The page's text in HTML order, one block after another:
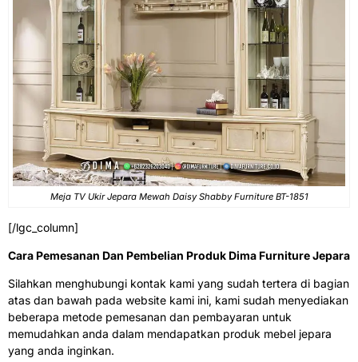
Meja TV Ukir Jepara Mewah Daisy Shabby Furniture BT-1851
[/lgc_column]
Cara Pemesanan Dan Pembelian Produk Dima Furniture Jepara
Silahkan menghubungi kontak kami yang sudah tertera di bagian
atas dan bawah pada website kami ini, kami sudah menyediakan
beberapa metode pemesanan dan pembayaran untuk
memudahkan anda dalam mendapatkan produk mebel jepara
yang anda inginkan.